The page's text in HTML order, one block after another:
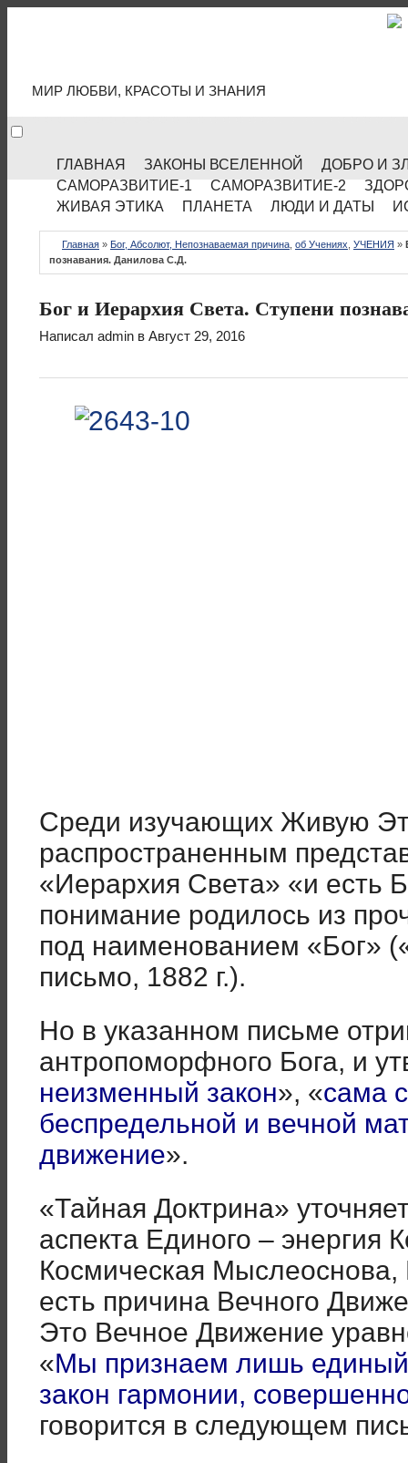
МИР ЛЮБВИ, КРАСОТЫ И ЗНАНИЯ
ГЛАВНАЯ ЗАКОНЫ ВСЕЛЕННОЙ
ДОБРО И
САМОРАЗВИТИЕ-1
САМОРАЗВИТИЕ-2
ЖИВАЯ ЭТИКА
ПЛАНЕТА ЛЮДИ И ДАТЫ
Главная » Бог, Абсолют, Непознаваемая причина об Учениях УЧЕНИЯ »
познавания. Данилова С.Д.
Бог и Иерархия Света. Ступени
Написал admin в Август 29, 2016
Среди изучающих Живую
распространенным
«Иерархия Света» «и есть
понимание родилось из
под наименованием «Бог»
письмо, 1882 г.).
Но в указанном письме
антропоморфного Бога, и
неизменный закон», «сама
беспредельной и вечной
движение».
«Тайная Доктрина»
аспекта Единого – энергия
Космическая
есть причина Вечного
Это Вечное Движение
«Мы признаем лишь
закон гармонии,
говорится в следующем